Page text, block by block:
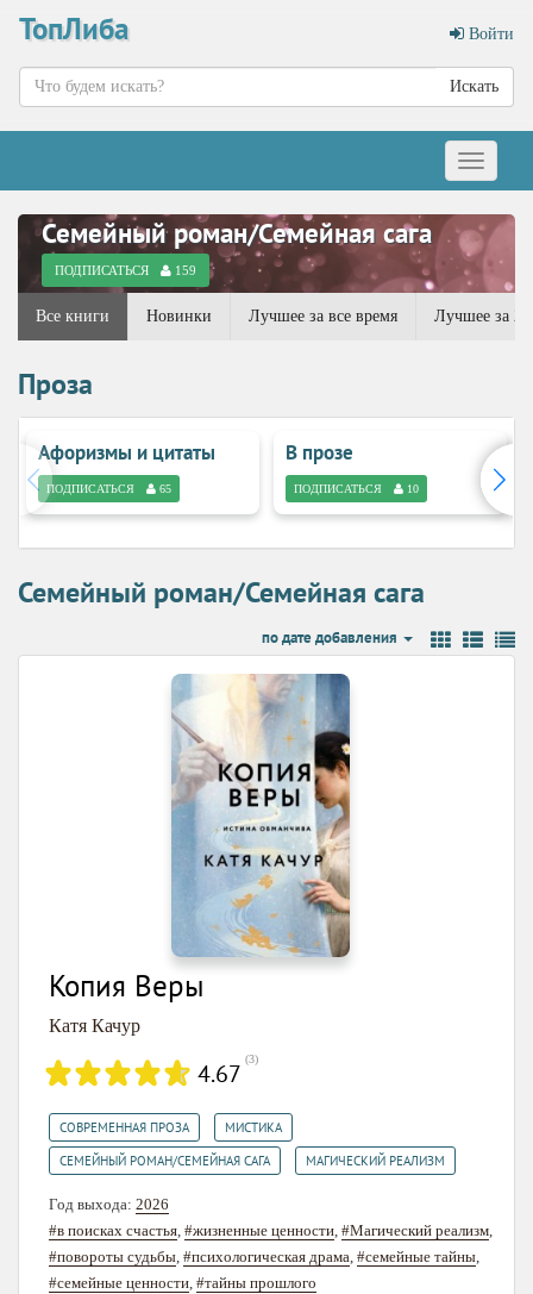
ТопЛиба Войти
Искать
Меню
Семейный роман/Семейная сага
ПОДПИСАТЬСЯ 159
Все книги Новинки Лучшее за все время Лучшее за
Проза
Афоризмы и цитаты
ПОДПИСАТЬСЯ 65
В прозе
ПОДПИСАТЬСЯ 10
Семейный роман/Семейная сага
по дате добавления
Копия Веры
Катя Качур
4.67 (3)
СОВРЕМЕННАЯ ПРОЗА МИСТИКА
СЕМЕЙНЫЙ РОМАН/СЕМЕЙНАЯ САГА МАГИЧЕСКИЙ РЕАЛИЗМ
Год выхода: 2026
#в поисках счастья, #жизненные ценности, #Магический реализм,
#повороты судьбы, #психологическая драма, #семейные тайны,
#семейные ценности, #тайны прошлого